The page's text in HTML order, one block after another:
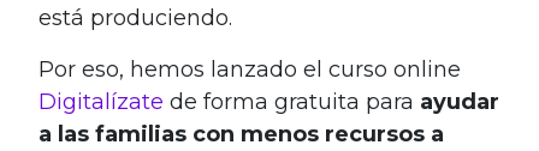
está produciendo.
Por eso, hemos lanzado el curso online
Digitalízate de forma gratuita para ayudar
a las familias con menos recursos a